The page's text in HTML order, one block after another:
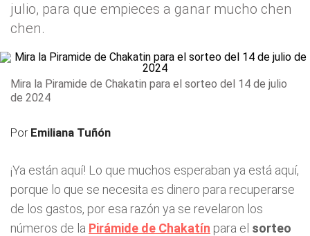
julio, para que empieces a ganar mucho chen
chen.
Mira la Piramide de Chakatin para el sorteo del 14 de julio
de 2024
Por Emiliana Tuñón
¡Ya están aquí! Lo que muchos esperaban ya está aquí,
porque lo que se necesita es dinero para recuperarse
de los gastos, por esa razón ya se revelaron los
números de la Pirámide de Chakatín para el sorteo